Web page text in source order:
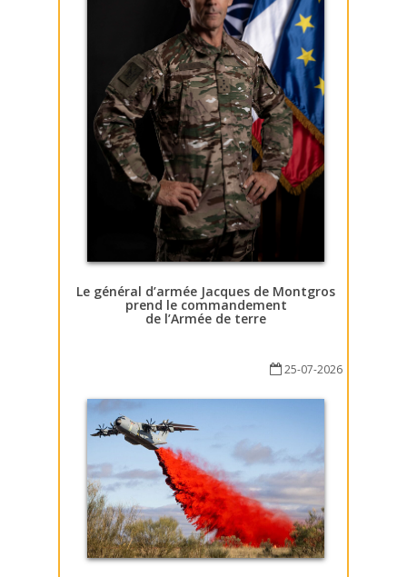
Le général d’armée Jacques de Montgros
prend le commandement
de l’Armée de terre
25-07-2026